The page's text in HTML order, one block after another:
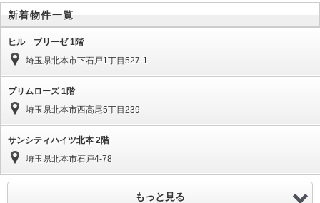
新着物件一覧
ヒル ブリーゼ 1階
埼玉県北本市下石戸1丁目527-1
プリムローズ 1階
埼玉県北本市西高尾5丁目239
サンシティハイツ北本 2階
埼玉県北本市石戸4-78
もっと見る